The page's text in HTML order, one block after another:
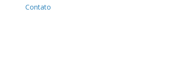
Contato